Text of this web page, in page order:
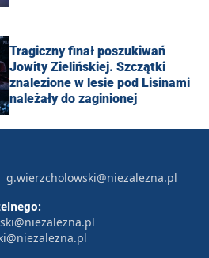
Tragiczny finał poszukiwań
Jowity Zielińskiej. Szczątki
znalezione w lesie pod Lisinami
należały do zaginionej
g.wierzcholowski@niezalezna.pl